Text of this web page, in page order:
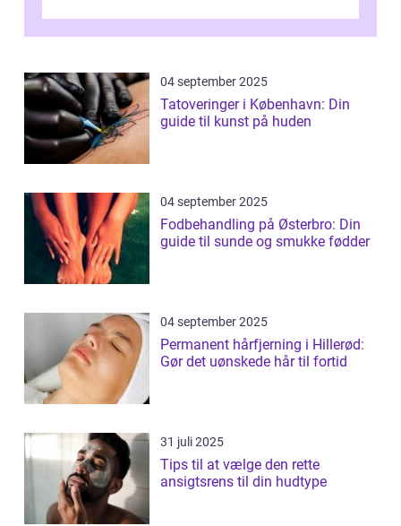
04 september 2025
Tatoveringer i København: Din
guide til kunst på huden
04 september 2025
Fodbehandling på Østerbro: Din
guide til sunde og smukke fødder
04 september 2025
Permanent hårfjerning i Hillerød:
Gør det uønskede hår til fortid
31 juli 2025
Tips til at vælge den rette
ansigtsrens til din hudtype